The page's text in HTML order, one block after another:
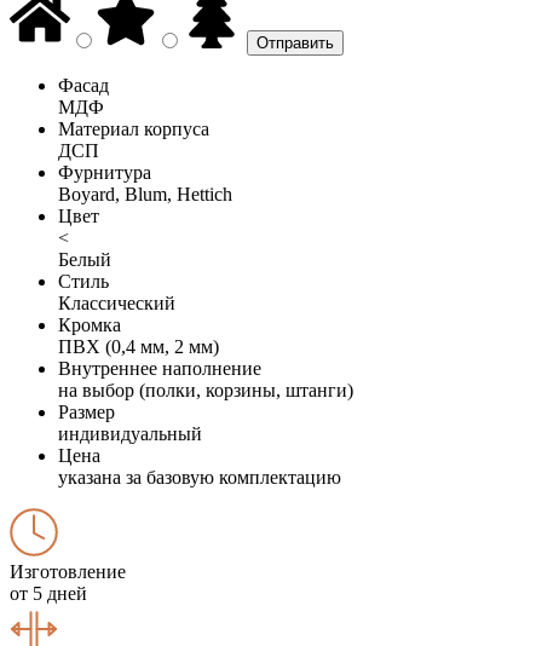
Фасад
МДФ
Материал корпуса
ДСП
Фурнитура
Boyard, Blum, Hettich
Цвет
<
Белый
Стиль
Классический
Кромка
ПВХ (0,4 мм, 2 мм)
Внутреннее наполнение
на выбор (полки, корзины, штанги)
Размер
индивидуальный
Цена
указана за базовую комплектацию
Изготовление
от 5 дней